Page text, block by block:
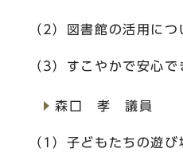
（2）図書館の活用につ
（3）すこやかで安心
森口 孝 議員
（1）子どもたちの遊